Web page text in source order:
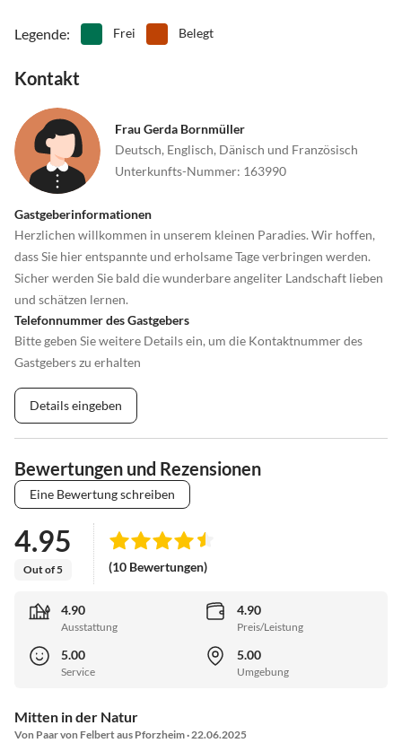
Legende: Frei Belegt
Kontakt
Frau Gerda Bornmüller
Deutsch, Englisch, Dänisch und Französisch
Unterkunfts-Nummer: 163990
Gastgeberinformationen
Herzlichen willkommen in unserem kleinen Paradies. Wir hoffen,
dass Sie hier entspannte und erholsame Tage verbringen werden.
Sicher werden Sie bald die wunderbare angeliter Landschaft lieben
und schätzen lernen.
Telefonnummer des Gastgebers
Bitte geben Sie weitere Details ein, um die Kontaktnummer des
Gastgebers zu erhalten
Details eingeben
Bewertungen und Rezensionen
Eine Bewertung schreiben
4.95
Out of 5 (10 Bewertungen)
4.90
Ausstattung
4.90
Preis/Leistung
5.00
Service
5.00
Umgebung
Mitten in der Natur
Von Paar von Felbert aus Pforzheim · 22.06.2025